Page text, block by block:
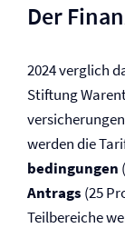
Der
2024 verglich
Stiftung
werden die
bedingungen
Antrags (25
Teilbereiche